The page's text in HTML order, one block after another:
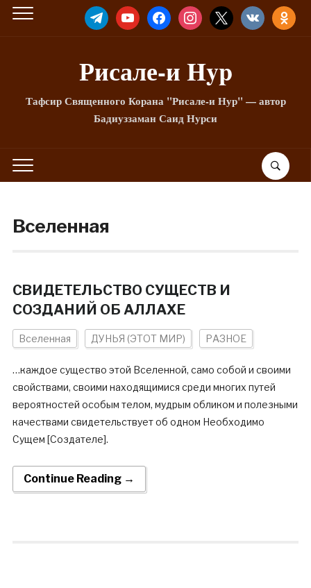
TELEGRAMYOUTUBEFACEBOOKINSTAGRAM
X VKONTAKTE
Рисале-и Hyp
Тафсир Священного Корана "Рисале-и Нур" — автор
Бадиуззаман Саид Нурси
Вселенная
СВИДЕТЕЛЬСТВО СУЩЕСТВ И
СОЗДАНИЙ ОБ АЛЛАХЕ
Вселенная ДУНЬЯ (ЭТОТ МИР) РАЗНОЕ
…каждое существо этой Вселенной, само собой и своими
свойствами, своими находящимися среди многих путей
вероятностей особым телом, мудрым обликом и полезными
качествами свидетельствует об одном Необходимо
Сущем [Создателе].
Continue Reading →